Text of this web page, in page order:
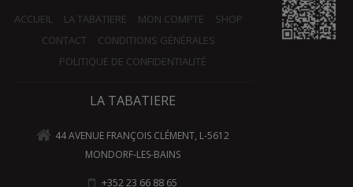
ACCUEIL LA TABATIERE MON COMPTE
SHOP
CONTACT
CONDITIONS GÉNÉRALES
POLITIQUE DE CONFIDENTIALITÉ
LA TABATIERE
44 AVENUE FRANÇOIS CLÉMENT, L-5612
MONDORF-LES-BAINS
+352 23 66 88 65